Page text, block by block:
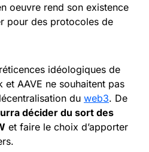
oeuvre rend son existence
pour des protocoles de
idéologiques de
et AAVE ne souhaitent pas
du web3. De
décider du sort des
et faire le choix d’apporter